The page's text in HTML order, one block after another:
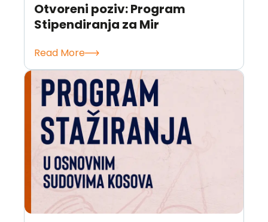
Otvoreni poziv: Program
Stipendiranja za Mir
Read More